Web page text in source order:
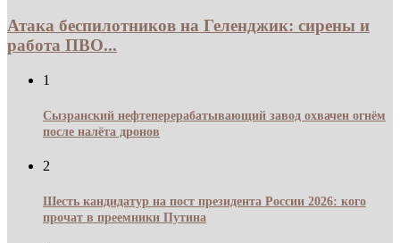
Атака беспилотников на Геленджик: сирены и
работа ПВО...
1
Сызранский нефтеперерабатывающий завод охвачен огнём
после налёта дронов
2
Шесть кандидатур на пост президента России 2026: кого
прочат в преемники Путина